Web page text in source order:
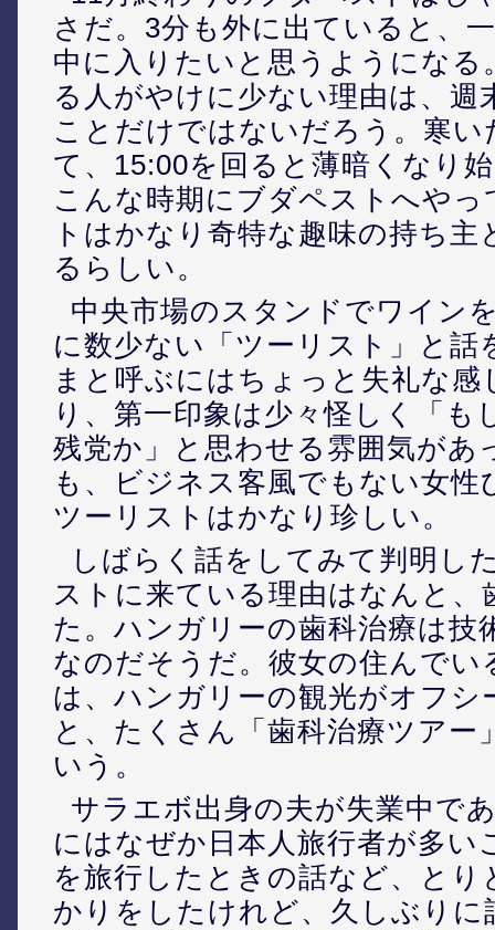
さだ。3分も外に出ていると、
中に入りたいと思うようになる
る人がやけに少ない理由は、週
ことだけではないだろう。寒
て、15:00を回ると薄暗くなり
こんな時期にブダペストへや
トはかなり奇特な趣味の持ち
るらしい。
中央市場のスタンドでワイン
に数少ない「ツーリスト」と話
まと呼ぶにはちょっと失礼な感
り、第一印象は少々怪しく「も
残党か」と思わせる雰囲気があ
も、ビジネス客風でもない女性
ツーリストはかなり珍しい。
しばらく話をしてみて判明し
ストに来ている理由はなんと、
た。ハンガリーの歯科治療は技
なのだそうだ。彼女の住んでい
は、ハンガリーの観光がオフシ
と、たくさん「歯科治療ツアー
いう。
サラエボ出身の夫が失業中で
にはなぜか日本人旅行者が多い
を旅行したときの話など、とり
かりをしたけれど、久しぶりに